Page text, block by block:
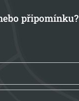
připomínku?